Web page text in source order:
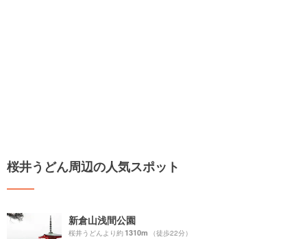
桜井うどん周辺の人気スポット
新倉山浅間公園
桜井うどんより約1310m （徒歩22分）